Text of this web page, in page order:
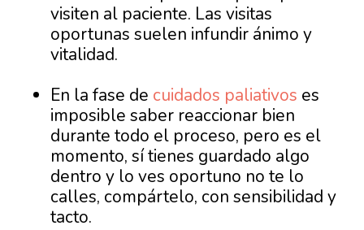
visiten al paciente. Las visitas
oportunas suelen infundir ánimo y
vitalidad.
En la fase de cuidados paliativos es
imposible saber reaccionar bien
durante todo el proceso, pero es el
momento, sí tienes guardado algo
dentro y lo ves oportuno no te lo
calles, compártelo, con sensibilidad y
tacto.